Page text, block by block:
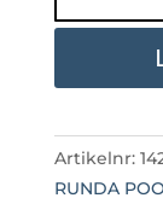
10,0
Ø
M
Artikelnr:
RUNDA